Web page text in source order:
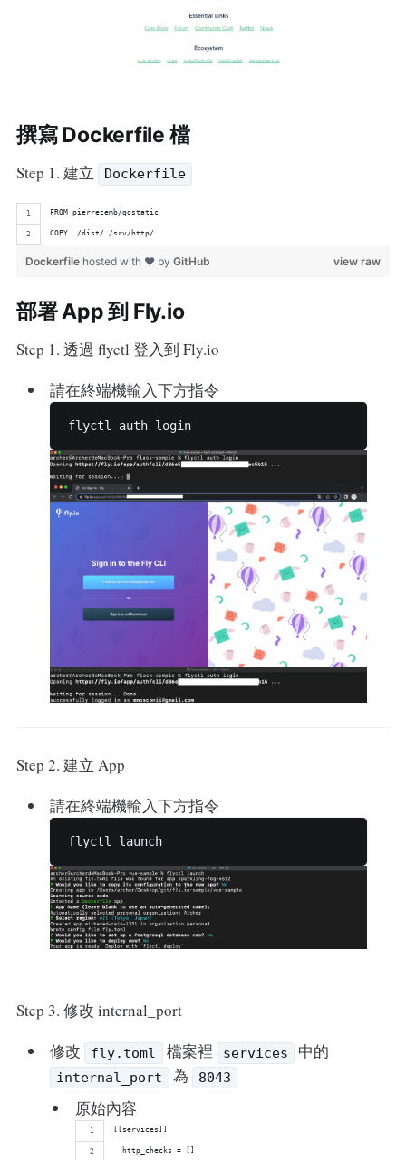
撰寫 Dockerfile 檔
Step 1. 建立 Dockerfile
FROM pierrezemb/gostatic
COPY ./dist/ /srv/http/
view raw
Dockerfile hosted with ❤ by GitHub
部署 App 到 Fly.io
Step 1. 透過 flyctl 登入到 Fly.io
請在終端機輸入下方指令
Step 2. 建立 App
請在終端機輸入下方指令
Step 3. 修改 internal_port
修改
fly.toml 檔案裡 services 中的
internal_port 為 8043
原始內容
[[services]]
  http_checks = []